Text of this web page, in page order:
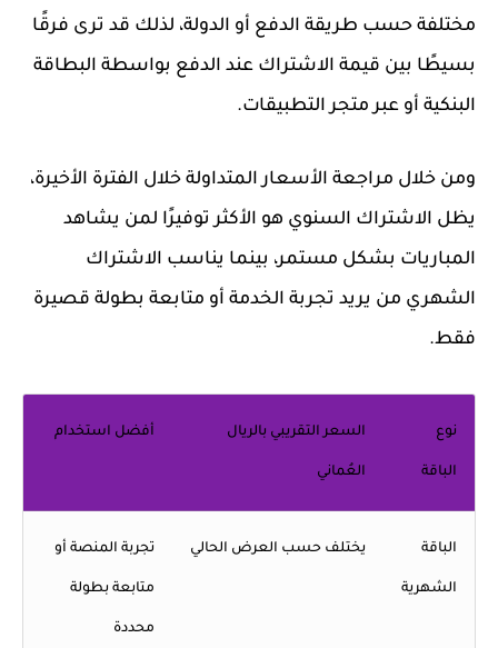
مختلفة حسب طريقة الدفع أو الدولة، لذلك قد ترى فرقًا
بسيطًا بين قيمة الاشتراك عند الدفع بواسطة البطاقة
البنكية أو عبر متجر التطبيقات.
ومن خلال مراجعة الأسعار المتداولة خلال الفترة الأخيرة،
يظل الاشتراك السنوي هو الأكثر توفيرًا لمن يشاهد
المباريات بشكل مستمر، بينما يناسب الاشتراك
الشهري من يريد تجربة الخدمة أو متابعة بطولة قصيرة
فقط.
نوع
الباقة
السعر التقريبي بالريال
العُماني
أفضل استخدام
الباقة
الشهرية
يختلف حسب العرض الحالي تجربة المنصة أو
متابعة بطولة
محددة